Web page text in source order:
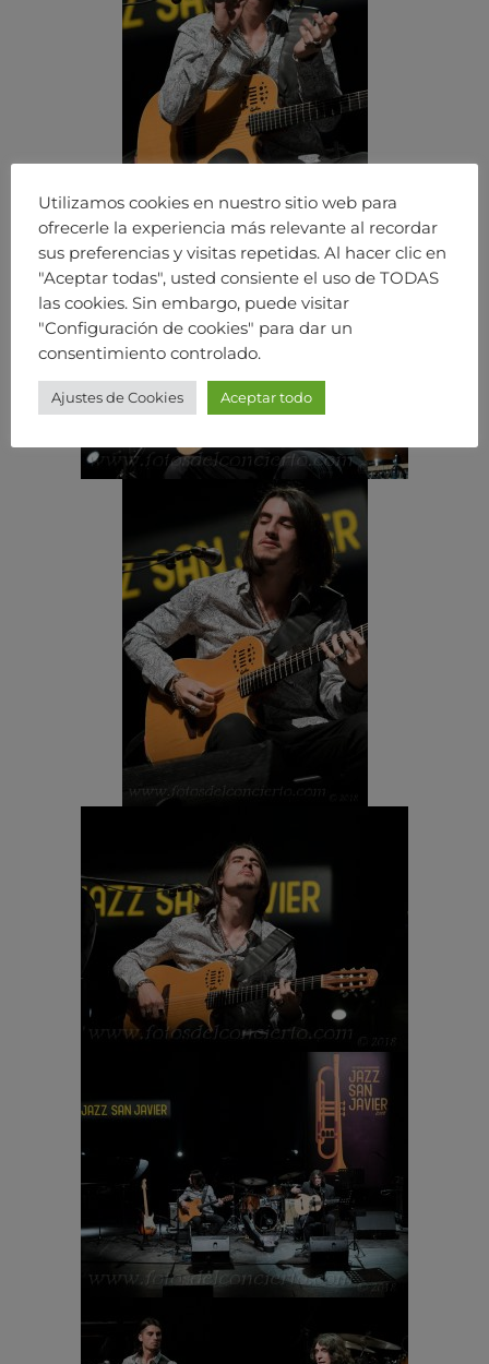
Utilizamos cookies en nuestro sitio web para
ofrecerle la experiencia más relevante al recordar
sus preferencias y visitas repetidas. Al hacer clic en
"Aceptar todas", usted consiente el uso de TODAS
las cookies. Sin embargo, puede visitar
"Configuración de cookies" para dar un
consentimiento controlado.
Ajustes de Cookies Aceptar todo